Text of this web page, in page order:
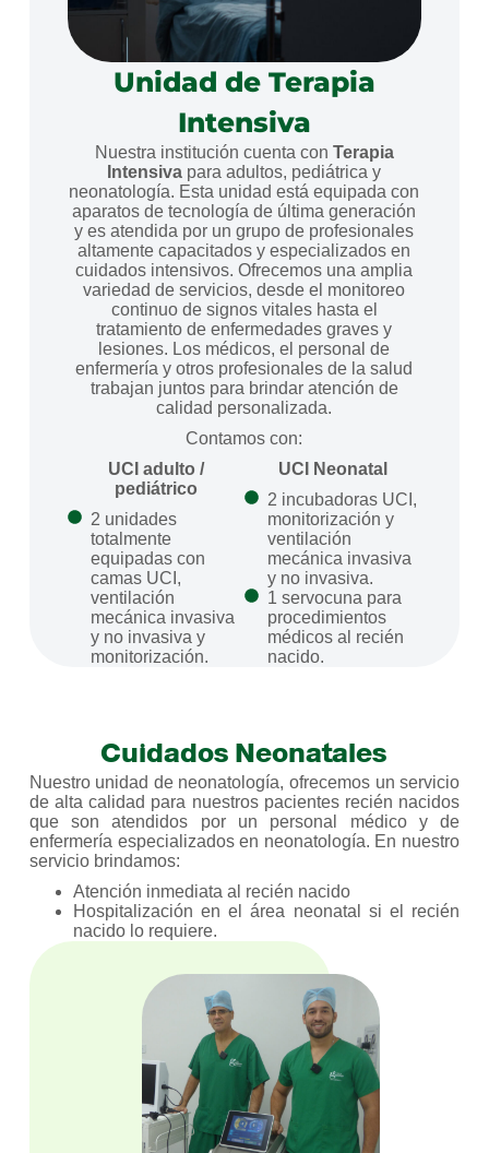
Unidad de Terapia
Intensiva
Nuestra institución cuenta con Terapia
Intensiva para adultos, pediátrica y
neonatología. Esta unidad está equipada con
aparatos de tecnología de última generación
y es atendida por un grupo de profesionales
altamente capacitados y especializados en
cuidados intensivos. Ofrecemos una amplia
variedad de servicios, desde el monitoreo
continuo de signos vitales hasta el
tratamiento de enfermedades graves y
lesiones. Los médicos, el personal de
enfermería y otros profesionales de la salud
trabajan juntos para brindar atención de
calidad personalizada.
Contamos con:
UCI adulto /
pediátrico
2 unidades
totalmente
equipadas con
camas UCI,
ventilación
mecánica invasiva
y no invasiva y
monitorización.
UCI Neonatal
2 incubadoras UCI,
monitorización y
ventilación
mecánica invasiva
y no invasiva.
1 servocuna para
procedimientos
médicos al recién
nacido.
Cuidados Neonatales
Nuestro unidad de neonatología, ofrecemos un servicio
de alta calidad para nuestros pacientes recién nacidos
que son atendidos por un personal médico y de
enfermería especializados en neonatología. En nuestro
servicio brindamos:
Atención inmediata al recién nacido
Hospitalización en el área neonatal si el recién
nacido lo requiere.